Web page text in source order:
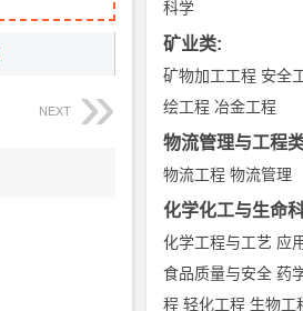
NEXT
科学
矿业类:
矿物加工工程 安全
绘工程 冶金工程
物流管理与工程
物流工程 物流管理
化学化工与生命
化学工程与工艺 应
食品质量与安全 药
程 轻化工程 生物工